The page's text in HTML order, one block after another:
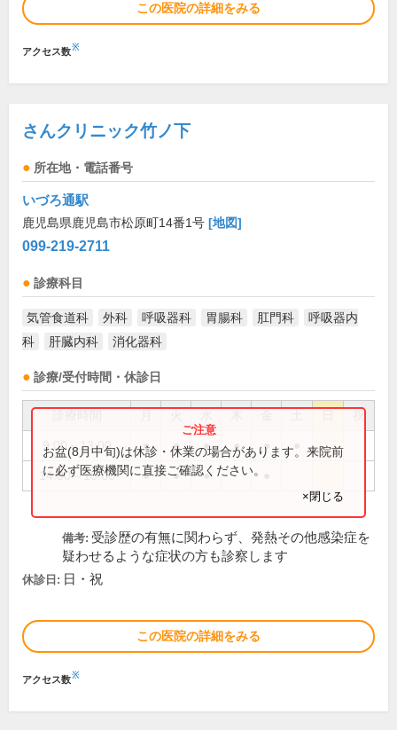
この医院の詳細をみる
アクセス数※
さんクリニック竹ノ下
所在地・電話番号
いづろ通駅
鹿児島県鹿児島市松原町14番1号 [地図]
099-219-2711
診療科目
気管食道科 外科 呼吸器科 胃腸科 肛門科
呼吸器内
科
肝臓内科 消化器科
診療/受付時間・休診日
祝
9:00～13:00 ● ● ● ● ●
14:00～18:00 ● ● ●
お盆(8月中旬)は休診・休業の場合があります。来院前
に必ず医療機関に直接ご確認ください。
×閉じる
備考: 受診歴の有無に関わらず、発熱その他感染症を
疑わせるような症状の方も診察します
休診日: 日・祝
この医院の詳細をみる
アクセス数※